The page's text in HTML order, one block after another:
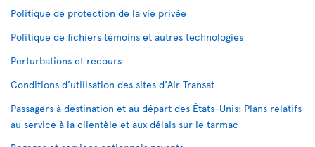
Politique de protection de la vie privée
Politique de fichiers témoins et autres technologies
Perturbations et recours
Conditions d’utilisation des sites d'Air Transat
Passagers à destination et au départ des États-Unis: Plans relatifs
au service à la clientèle et aux délais sur le tarmac